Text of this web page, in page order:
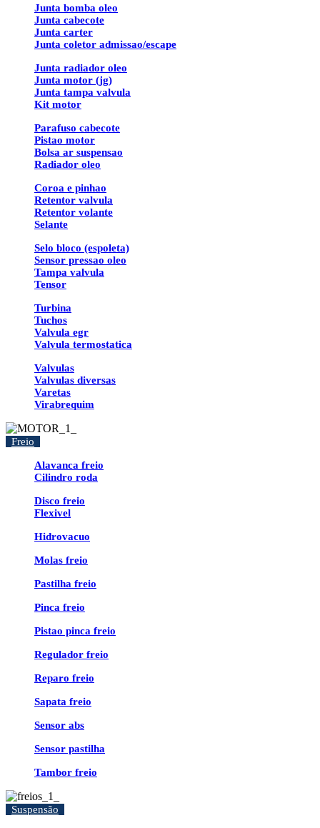
Junta bomba oleo
Junta cabecote
Junta carter
Junta coletor admissao/escape
Junta radiador oleo
Junta motor (jg)
Junta tampa valvula
Kit motor
Parafuso cabecote
Pistao motor
Bolsa ar suspensao
Radiador oleo
Coroa e pinhao
Retentor valvula
Retentor volante
Selante
Selo bloco (espoleta)
Sensor pressao oleo
Tampa valvula
Tensor
Turbina
Tuchos
Valvula egr
Valvula termostatica
Valvulas
Valvulas diversas
Varetas
Virabrequim
Freio
Alavanca freio
Cilindro roda
Disco freio
Flexivel
Hidrovacuo
Molas freio
Pastilha freio
Pinca freio
Pistao pinca freio
Regulador freio
Reparo freio
Sapata freio
Sensor abs
Sensor pastilha
Tambor freio
Suspensão